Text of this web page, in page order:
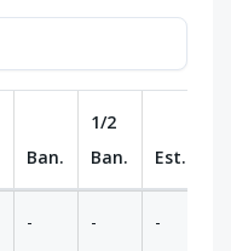
Ban.
1/2
Ban.
Est.
- - -